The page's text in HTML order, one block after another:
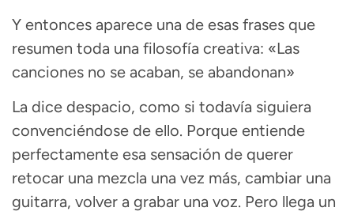
Y entonces aparece una de esas frases que
resumen toda una filosofía creativa: «Las
canciones no se acaban, se abandonan»
La dice despacio, como si todavía siguiera
convenciéndose de ello. Porque entiende
perfectamente esa sensación de querer
retocar una mezcla una vez más, cambiar una
guitarra, volver a grabar una voz. Pero llega un